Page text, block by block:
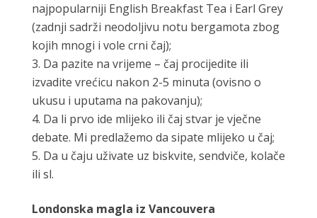
najpopularniji English Breakfast Tea i Earl Grey
(zadnji sadrži neodoljivu notu bergamota zbog
kojih mnogi i vole crni čaj);
Da pazite na vrijeme – čaj procijedite ili
izvadite vrećicu nakon 2-5 minuta (ovisno o
ukusu i uputama na pakovanju);
Da li prvo ide mlijeko ili čaj stvar je vječne
debate. Mi predlažemo da sipate mlijeko u čaj;
Da u čaju uživate uz biskvite, sendviče, kolače
ili sl.
Londonska magla iz Vancouvera